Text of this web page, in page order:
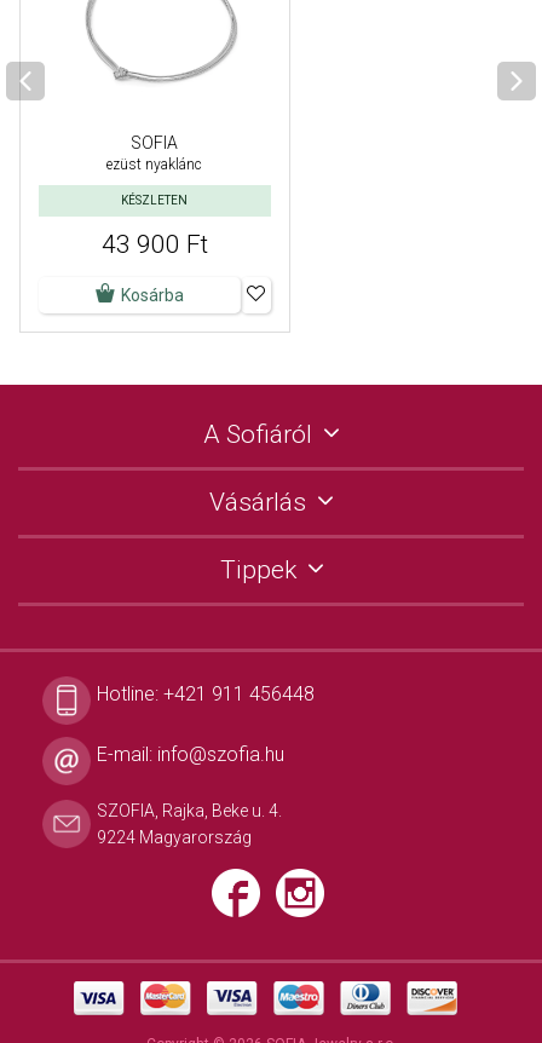
SOFIA
ezüst nyaklánc
KÉSZLETEN
43 900 Ft
Kosárba
A Sofiáról
Vásárlás
Tippek
Hotline: +421 911 456448
E-mail: info@szofia.hu
SZOFIA, Rajka, Beke u. 4.
9224 Magyarország